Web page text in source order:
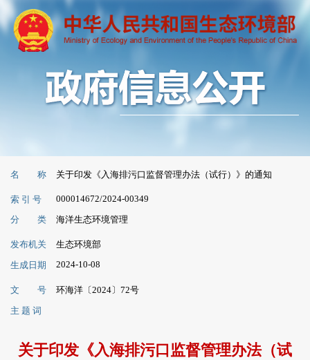
名 称 关于印发《入海排污口监督管理办法（试行）》的通知
索 引 号 000014672/2024-00349
分 类 海洋生态环境管理
发布机关
生态环境部
生成日期
2024-10-08
文 号
环海洋〔2024〕72号
主 题 词
关于印发《入海排污口监督管理办法（试